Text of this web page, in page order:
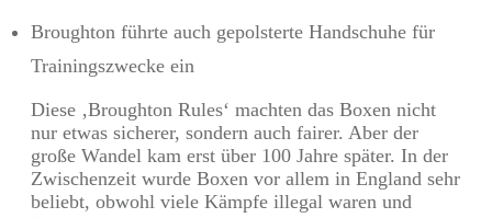
Broughton führte auch gepolsterte Handschuhe für
Trainingszwecke ein
Diese ‚Broughton Rules‘ machten das Boxen nicht
nur etwas sicherer, sondern auch fairer. Aber der
große Wandel kam erst über 100 Jahre später. In der
Zwischenzeit wurde Boxen vor allem in England sehr
beliebt, obwohl viele Kämpfe illegal waren und